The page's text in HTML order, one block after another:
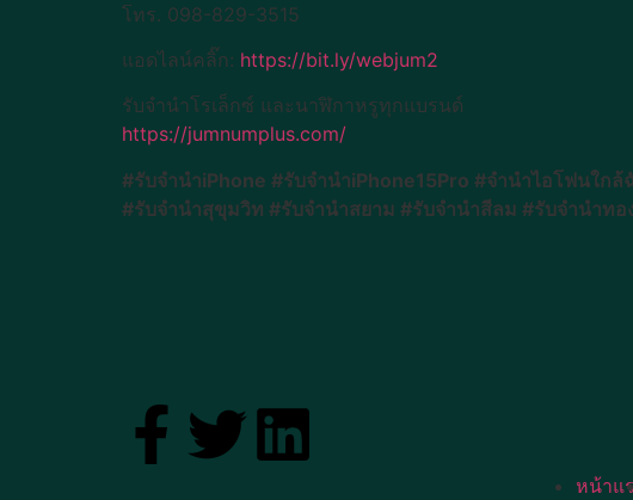
โทร. 098-829-3515
แอดไลน์คลิ๊ก: https://bit.ly/webjum2
รับจำนำโรเล็กซ์ และนาฬิกาหรูทุกแบรนด์
https://jumnumplus.com/
#รับจำนำiPhone #รับจำนำiPhone15Pro #จำนำไอโฟนใก
#รับจำนำสุขุมวิท #รับจำนำสยาม #รับจำนำสีลม #รับจำนำท
หน้าแ